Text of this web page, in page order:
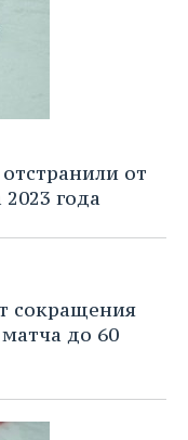
от
года
сокращения
до 60